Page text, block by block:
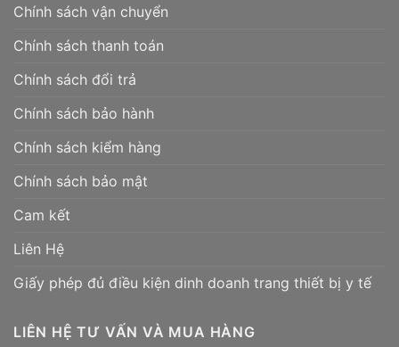
Chính sách vận chuyển
Chính sách thanh toán
Chính sách đổi trả
Chính sách bảo hành
Chính sách kiểm hàng
Chính sách bảo mật
Cam kết
Liên Hệ
Giấy phép đủ điều kiện dinh doanh trang thiết bị y tế
LIÊN HỆ TƯ VẤN VÀ MUA HÀNG